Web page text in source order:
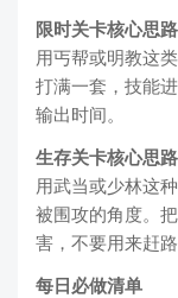
限时关卡核心思路
用丐帮或明教这
打满一套，技能
输出时间。
生存关卡核心思路
用武当或少林这
被围攻的角度。
害，不要用来赶路
每日必做清单